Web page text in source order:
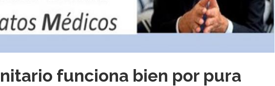
funciona bien por pura